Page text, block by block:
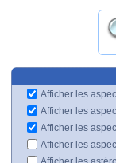
Afficher les
Afficher les
Afficher les
Afficher les